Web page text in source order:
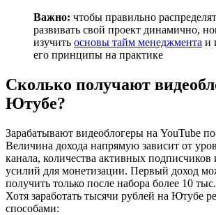
Важно: чтобы правильно
развивать свой проект динамично,
изучить основы тайм менеджмента и
его принципы на практике
Сколько получают
Ютубе?
Зарабатывают видеоблогеры на YouTube
Величина дохода напрямую зависит от
канала, количества активных
усилий для монетизации. Первый доход
получить только после набора более 10
Хотя заработать тысячи рублей на Ютубе
способами: